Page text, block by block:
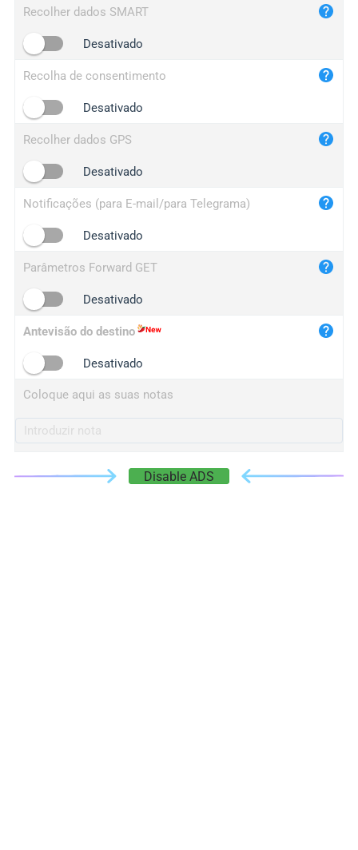
maper.info
2no.co
yip.su
iplogger.info
Recolher dados SMART
Desativado
Recolha de consentimento
Desativado
Recolher dados GPS
Desativado
Notificações (para E-mail/para Telegrama)
Desativado
Parâmetros Forward GET
Desativado
Antevisão do destino
Desativado
Coloque aqui as suas notas
Disable ADS